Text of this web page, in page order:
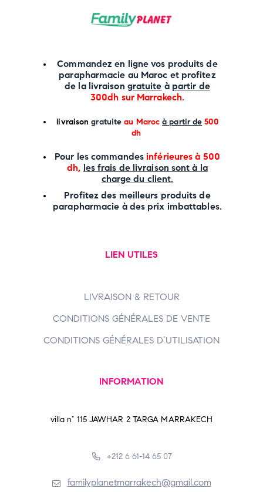
Commandez en ligne vos produits de
parapharmacie au Maroc et profitez
de la livraison gratuite à partir de
300dh sur Marrakech.
livraison gratuite au Maroc à partir de 500
dh
Pour les commandesinférieures à 500
dh, les frais de livraison sont à la
charge du client.
Profitez des meilleurs produits de
parapharmacie à des prix imbattables.
LIEN UTILES
LIVRAISON & RETOUR
CONDITIONS GÉNÉRALES DE VENTE
CONDITIONS GÉNÉRALES D’UTILISATION
INFORMATION
villa n° 115 JAWHAR 2 TARGA MARRAKECH
+212 6 61-14 65 07
familyplanetmarrakech@gmail.com